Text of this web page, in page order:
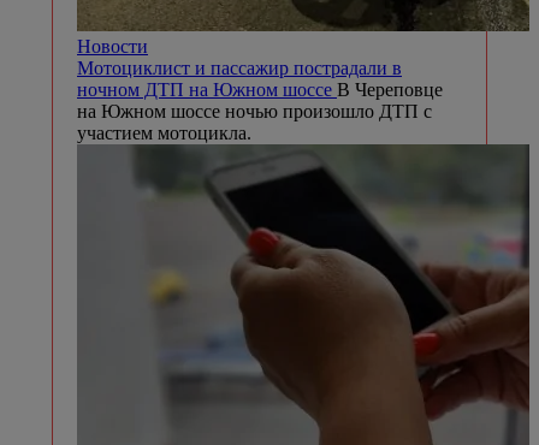
Новости
Мотоциклист и пассажир пострадали в
ночном ДТП на Южном шоссе В Череповце
на Южном шоссе ночью произошло ДТП с
участием мотоцикла.